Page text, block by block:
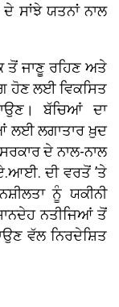
ਸਾਂਝੇ ਯਤਨਾਂ ਨਾਲ
ਤੋਂ ਜਾਣੂ ਰਹਿਣ ਅਤੇ
ਹੋਣ ਲਈ ਵਿਕਸਿਤ
ਬੱਚਿਆਂ ਦਾ
ਲਈ ਲਗਾਤਾਰ ਖ਼ੁਦ
ਦੇ ਨਾਲ-ਨਾਲ
ਦੀ ਵਰਤੋਂ ’ਤੇ
ਨੂੰ ਯਕੀਨੀ
ਨਤੀਜਿਆਂ ਤੋਂ
ਵੱਲ ਨਿਰਦੇਸ਼ਿਤ